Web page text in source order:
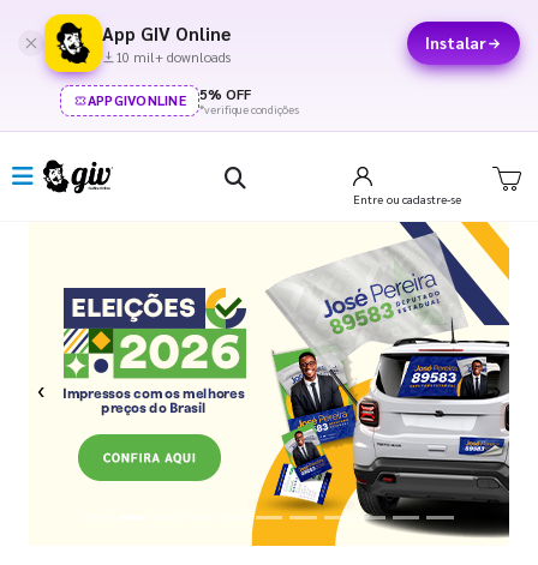
App GIV Online
10 mil+ downloads
Instalar
APPGIVONLINE 5% OFF
*verifique condições
Entre ou cadastre-se
Previous Next